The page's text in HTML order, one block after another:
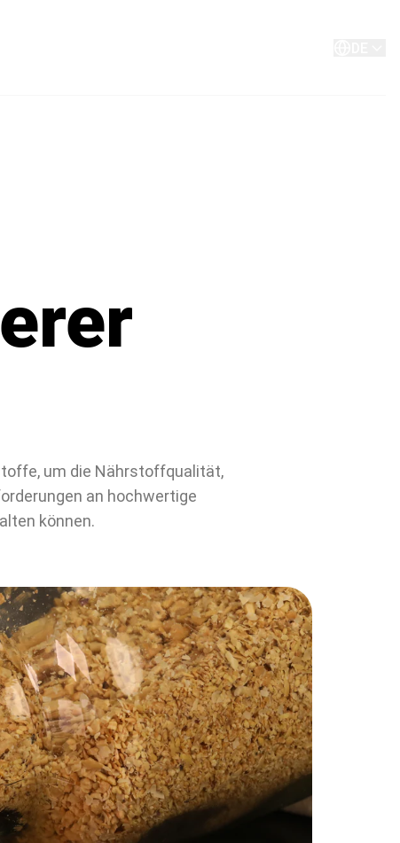
um die Nährstoffqualität,
an hochwertige
können.